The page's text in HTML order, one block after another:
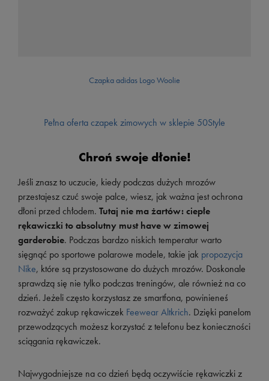
Czapka adidas Logo Woolie
Pełna oferta czapek zimowych w sklepie 50Style
Chroń swoje dłonie!
Jeśli znasz to uczucie, kiedy podczas dużych mrozów
przestajesz czuć swoje palce, wiesz, jak ważna jest ochrona
dłoni przed chłodem. Tutaj nie ma żartów: ciepłe
rękawiczki to absolutny must have w zimowej
garderobie. Podczas bardzo niskich temperatur warto
sięgnąć po sportowe polarowe modele, takie jak propozycja
Nike, które są przystosowane do dużych mrozów. Doskonale
sprawdzą się nie tylko podczas treningów, ale również na co
dzień. Jeżeli często korzystasz ze smartfona, powinieneś
rozważyć zakup rękawiczek Feewear Altkrich. Dzięki panelom
przewodzących możesz korzystać z telefonu bez konieczności
sciągania rękawiczek.
Najwygodniejsze na co dzień będą oczywiście rękawiczki z